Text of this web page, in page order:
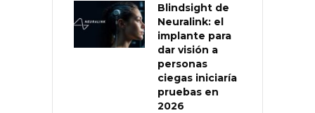
Blindsight de
Neuralink: el
implante para
dar visión a
personas
ciegas iniciaría
pruebas en
2026